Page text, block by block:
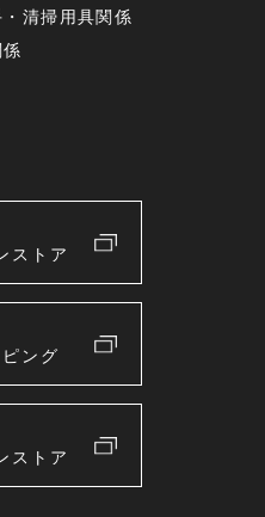
清掃用具関係
ストア
ング
ストア